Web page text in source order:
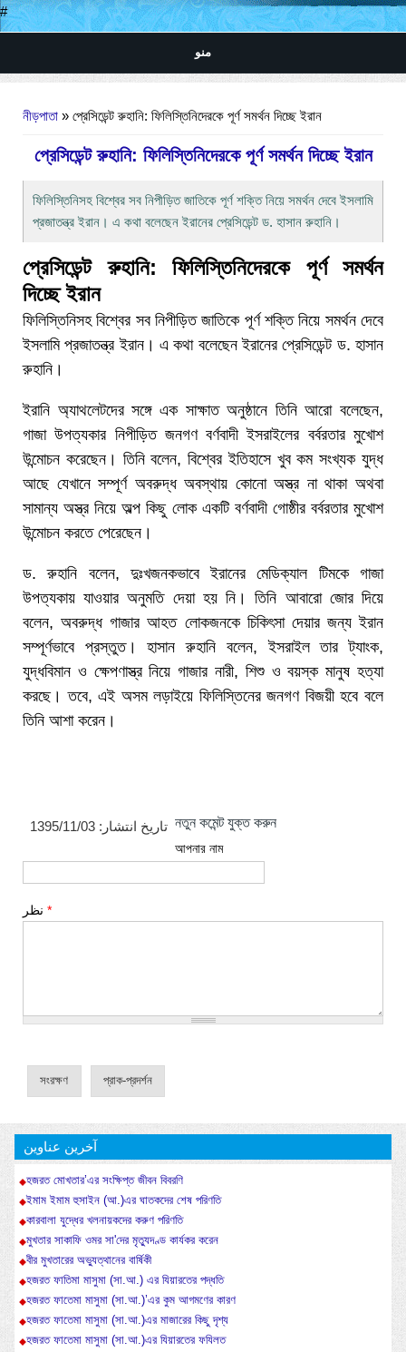
#
منو
নীড়পাতা » প্রেসিডেন্ট রুহানি: ফিলিস্তিনিদেরকে পূর্ণ সমর্থন দিচ্ছে ইরান
প্রেসিডেন্ট রুহানি: ফিলিস্তিনিদেরকে পূর্ণ সমর্থন দিচ্ছে ইরান
ফিলিস্তিনিসহ বিশ্বের সব নিপীড়িত জাতিকে পূর্ণ শক্তি নিয়ে সমর্থন দেবে ইসলামি
প্রজাতন্ত্র ইরান। এ কথা বলেছেন ইরানের প্রেসিডেন্ট ড. হাসান রুহানি।
প্রেসিডেন্ট রুহানি: ফিলিস্তিনিদেরকে পূর্ণ সমর্থন
দিচ্ছে ইরান
ফিলিস্তিনিসহ বিশ্বের সব নিপীড়িত জাতিকে পূর্ণ শক্তি নিয়ে সমর্থন দেবে
ইসলামি প্রজাতন্ত্র ইরান। এ কথা বলেছেন ইরানের প্রেসিডেন্ট ড. হাসান
রুহানি।
ইরানি অ্যাথলেটদের সঙ্গে এক সাক্ষাত অনুষ্ঠানে তিনি আরো বলেছেন,
গাজা উপত্যকার নিপীড়িত জনগণ বর্ণবাদী ইসরাইলের বর্বরতার মুখোশ
উন্মোচন করেছেন। তিনি বলেন, বিশ্বের ইতিহাসে খুব কম সংখ্যক যুদ্ধ
আছে যেখানে সম্পূর্ণ অবরুদ্ধ অবস্থায় কোনো অস্ত্র না থাকা অথবা
সামান্য অস্ত্র নিয়ে অল্প কিছু লোক একটি বর্ণবাদী গোষ্ঠীর বর্বরতার মুখোশ
উন্মোচন করতে পেরেছেন।
ড. রুহানি বলেন, দুঃখজনকভাবে ইরানের মেডিক্যাল টিমকে গাজা
উপত্যকায় যাওয়ার অনুমতি দেয়া হয় নি। তিনি আবারো জোর দিয়ে
বলেন, অবরুদ্ধ গাজার আহত লোকজনকে চিকিৎসা দেয়ার জন্য ইরান
সম্পূর্ণভাবে প্রস্তুত। হাসান রুহানি বলেন, ইসরাইল তার ট্যাংক,
যুদ্ধবিমান ও ক্ষেপণাস্ত্র নিয়ে গাজার নারী, শিশু ও বয়স্ক মানুষ হত্যা
করছে। তবে, এই অসম লড়াইয়ে ফিলিস্তিনের জনগণ বিজয়ী হবে বলে
তিনি আশা করেন।
تاریخ انتشار: 1395/11/03 নতুন কমেন্ট যুক্ত করুন
আপনার নাম
*
آخرین عناوین
হজরত মোখতার’এর সংক্ষিপ্ত জীবন বিবরণি
ইমাম ইমাম হুসাইন (আ.)এর ঘাতকদের শেষ পরিণতি
কারবালা যুদ্ধের খলনায়কদের করুণ পরিণতি
মুখতার সাকাফি ওমর সা'দের মৃত্যুদণ্ড কার্যকর করেন
বীর মুখতারের অভ্যুত্থানের বার্ষিকী
হজরত ফাতিমা মাসুমা (সা.আ.) এর যিয়ারতের পদ্ধতি
হজরত ফাতেমা মাসুমা (সা.আ.)’এর কুম আগমণের কারণ
হজরত ফাতেমা মাসুমা (সা.আ.)এর মাজারের কিছু দৃশ্য
হজরত ফাতেমা মাসুমা (সা.আ.)এর যিয়ারতের ফযিলত